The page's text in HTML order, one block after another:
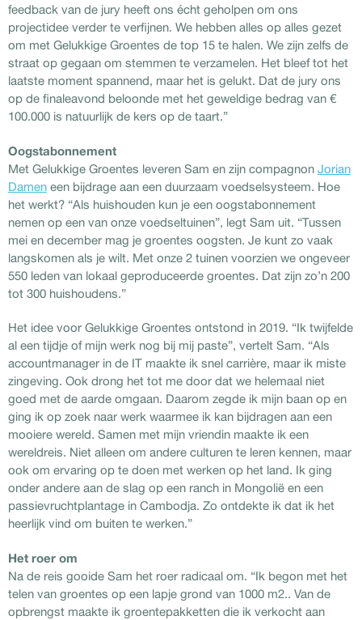
feedback van de jury heeft ons écht geholpen om ons
projectidee verder te verfijnen. We hebben alles op alles gezet
om met Gelukkige Groentes de top 15 te halen. We zijn zelfs de
straat op gegaan om stemmen te verzamelen. Het bleef tot het
laatste moment spannend, maar het is gelukt. Dat de jury ons
op de finaleavond beloonde met het geweldige bedrag van €
100.000 is natuurlijk de kers op de taart.”
Oogstabonnement
Met Gelukkige Groentes leveren Sam en zijn compagnon Jorian
Damen een bijdrage aan een duurzaam voedselsysteem. Hoe
het werkt? “Als huishouden kun je een oogstabonnement
nemen op een van onze voedseltuinen”, legt Sam uit. “Tussen
mei en december mag je groentes oogsten. Je kunt zo vaak
langskomen als je wilt. Met onze 2 tuinen voorzien we ongeveer
550 leden van lokaal geproduceerde groentes. Dat zijn zo’n 200
tot 300 huishoudens.”
Het idee voor Gelukkige Groentes ontstond in 2019. “Ik twijfelde
al een tijdje of mijn werk nog bij mij paste”, vertelt Sam. “Als
accountmanager in de IT maakte ik snel carrière, maar ik miste
zingeving. Ook drong het tot me door dat we helemaal niet
goed met de aarde omgaan. Daarom zegde ik mijn baan op en
ging ik op zoek naar werk waarmee ik kan bijdragen aan een
mooiere wereld. Samen met mijn vriendin maakte ik een
wereldreis. Niet alleen om andere culturen te leren kennen, maar
ook om ervaring op te doen met werken op het land. Ik ging
onder andere aan de slag op een ranch in Mongolië en een
passievruchtplantage in Cambodja. Zo ontdekte ik dat ik het
heerlijk vind om buiten te werken.”
Het roer om
Na de reis gooide Sam het roer radicaal om. “Ik begon met het
telen van groentes op een lapje grond van 1000 m2.. Van de
opbrengst maakte ik groentepakketten die ik verkocht aan